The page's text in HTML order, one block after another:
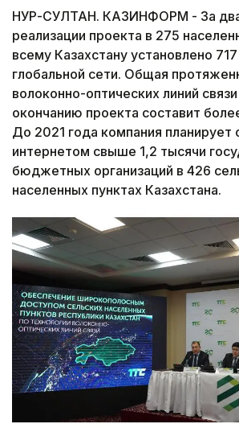
НУР-СУЛТАН. КАЗИНФОРМ - За
реализации проекта в 275
всему Казахстану установлено
глобальной сети. Общая
волоконно-оптических линий
окончанию проекта составит
До 2021 года компания планирует
интернетом свыше 1,2 тысячи
бюджетных организаций в 426
населенных пунктах Казахстана.